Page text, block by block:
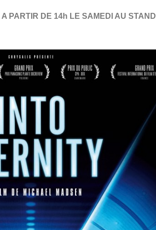
PARTIR DE 14h LE SAMEDI AU STAND